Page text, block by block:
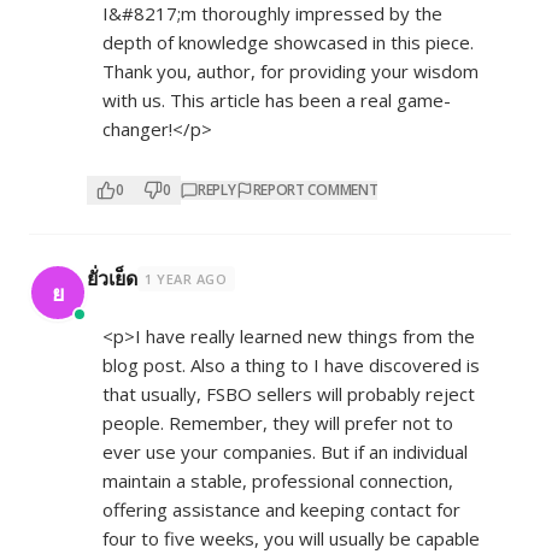
I&#8217;m thoroughly impressed by the
depth of knowledge showcased in this piece.
Thank you, author, for providing your wisdom
with us. This article has been a real game-
changer!</p>
0 0 REPLY REPORT COMMENT
ย ยั่วเย็ด 1 YEAR AGO
<p>I have really learned new things from the
blog post. Also a thing to I have discovered is
that usually, FSBO sellers will probably reject
people. Remember, they will prefer not to
ever use your companies. But if an individual
maintain a stable, professional connection,
offering assistance and keeping contact for
four to five weeks, you will usually be capable